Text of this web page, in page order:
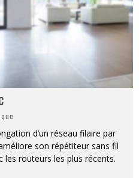
d’un réseau filaire par
son répétiteur sans fil
routeurs les plus récents.